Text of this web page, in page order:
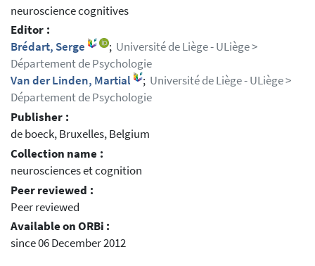
neuroscience cognitives
Editor :
Brédart, Serge
; Université de Liège - ULiège >
Département de Psychologie
Van der Linden, Martial
; Université de Liège - ULiège >
Département de Psychologie
Publisher :
de boeck, Bruxelles, Belgium
Collection name :
neurosciences et cognition
Peer reviewed :
Peer reviewed
Available on ORBi :
since 06 December 2012